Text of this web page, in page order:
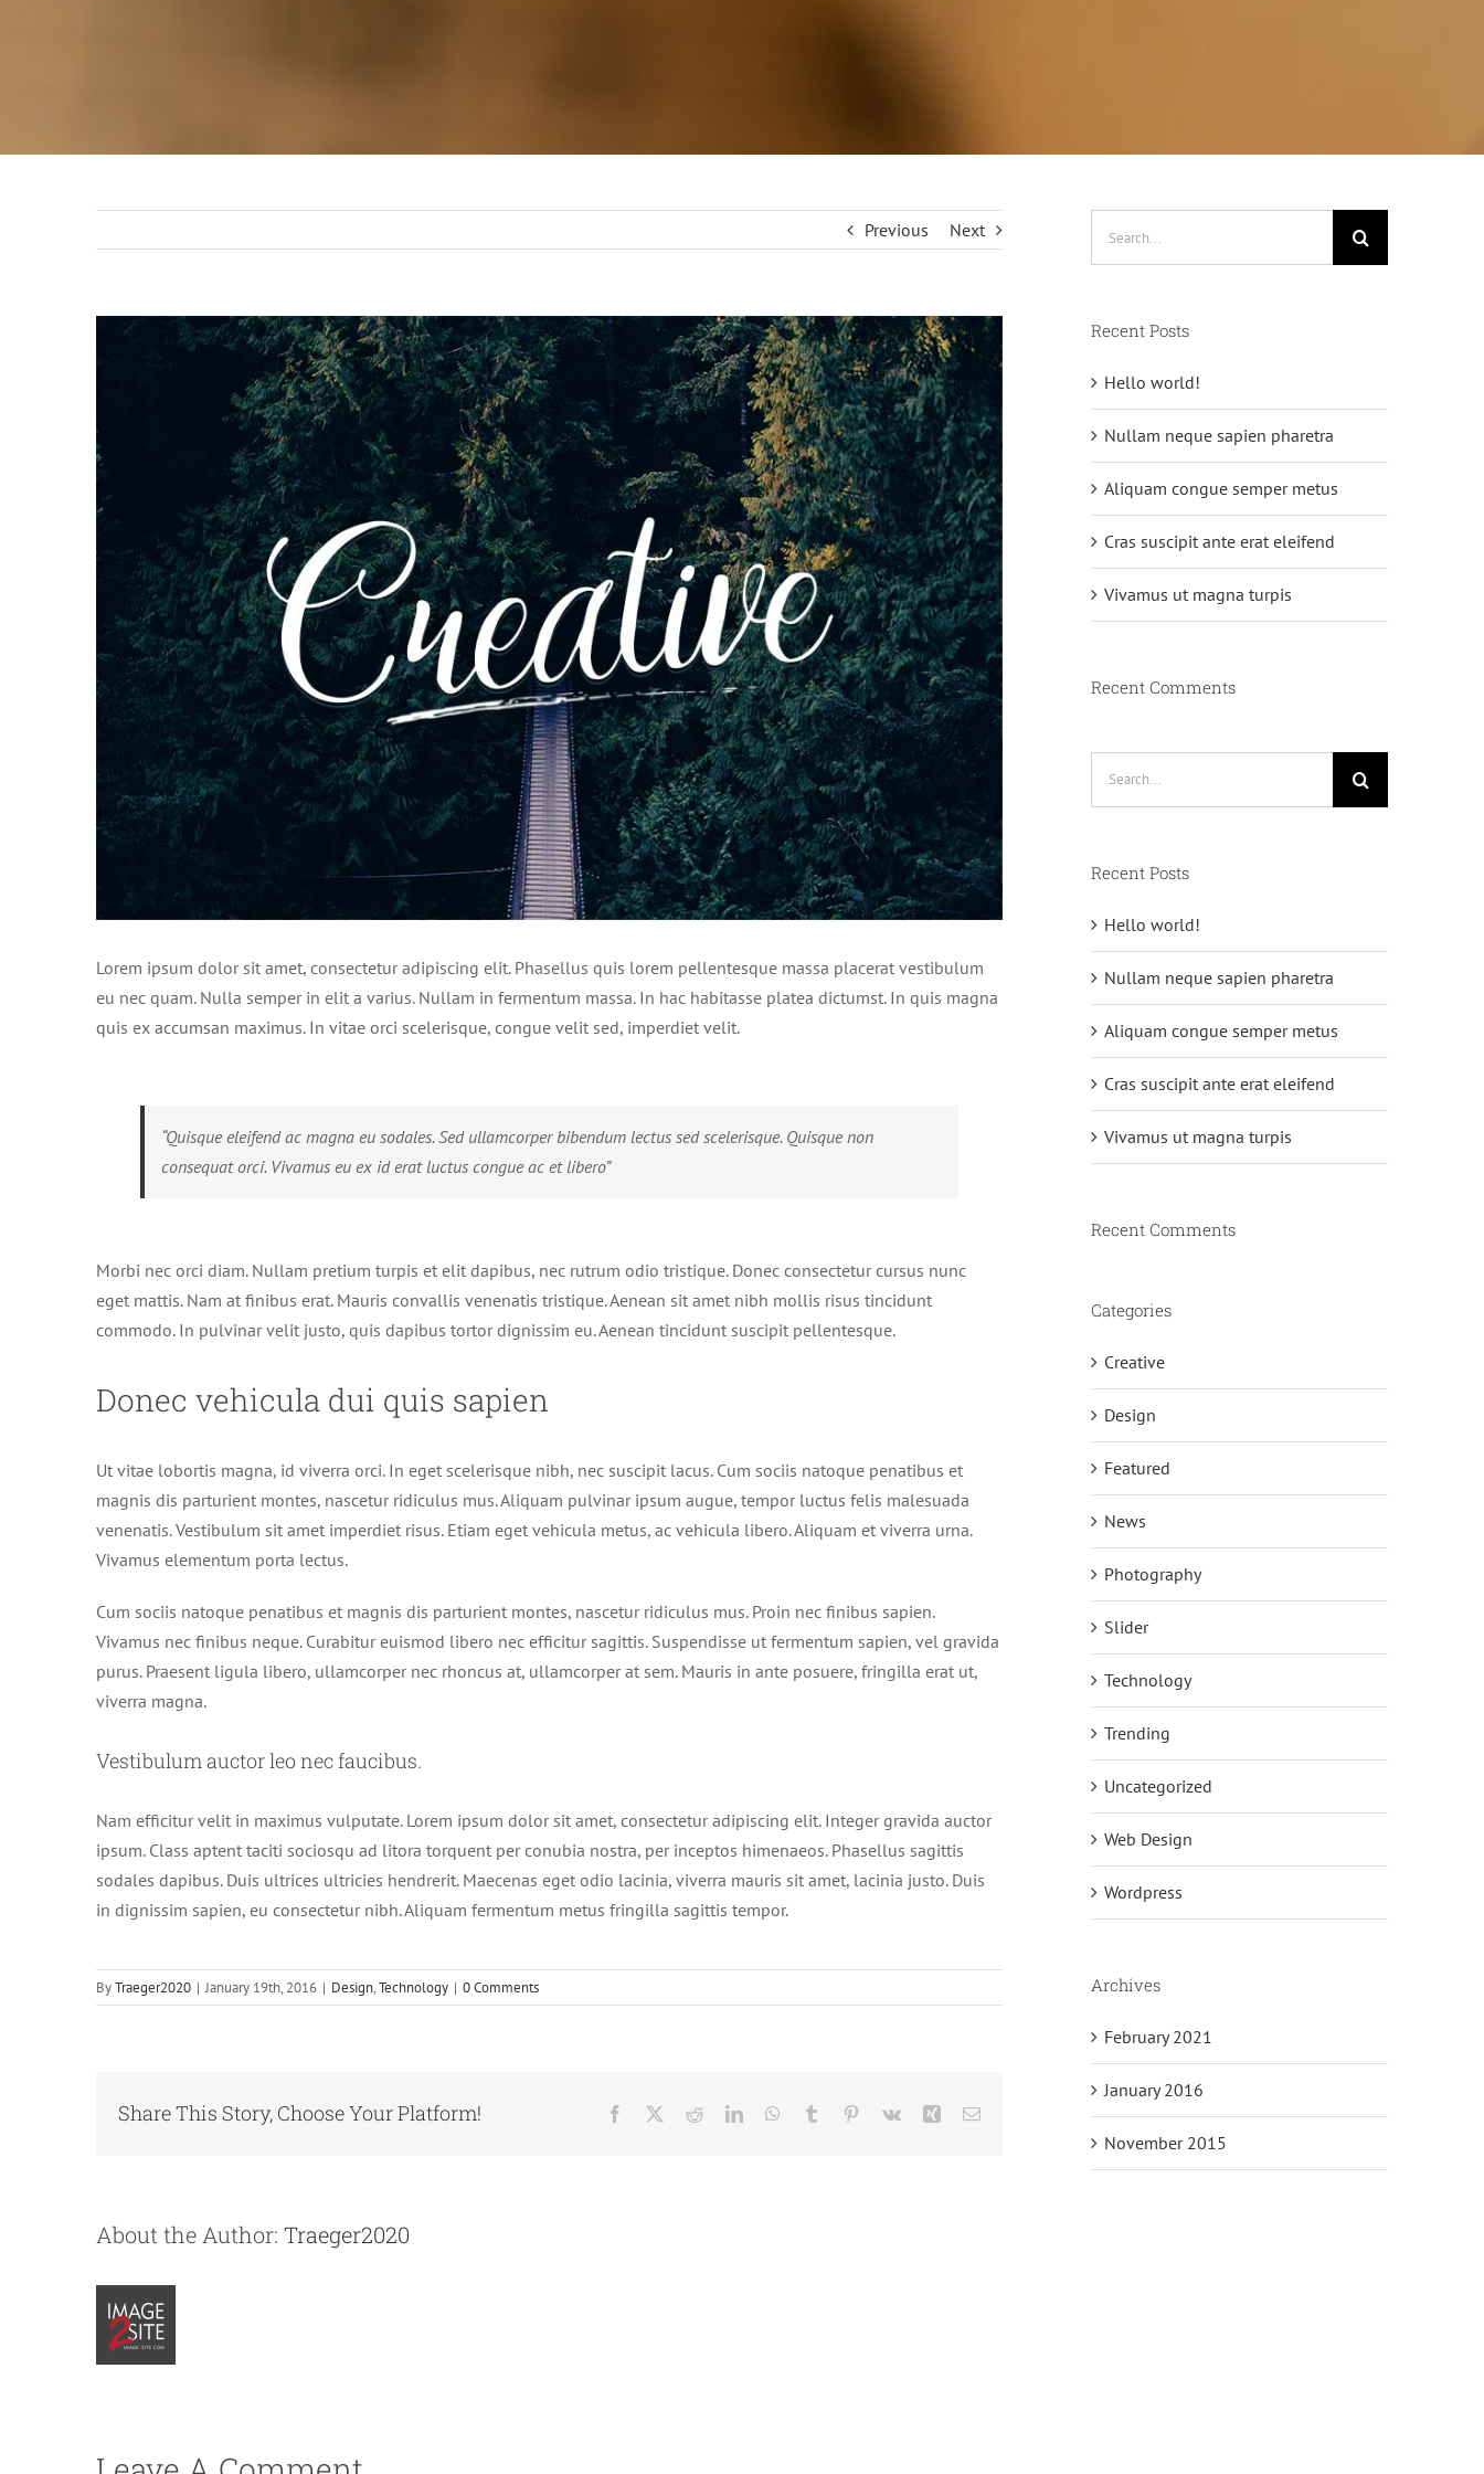
Previous Next
View
Lorem ipsum dolor sit amet, consectetur adipiscing elit. Phasellus quis lorem pellentesque massa placerat vestibulum
eu nec quam. Nulla semper in elit a varius. Nullam in fermentum massa. In hac habitasse platea dictumst. In quis magna
quis ex accumsan maximus. In vitae orci scelerisque, congue velit sed, imperdiet velit.
“Quisque eleifend ac magna eu sodales. Sed ullamcorper bibendum lectus sed scelerisque. Quisque non
consequat orci. Vivamus eu ex id erat luctus congue ac et libero”
Morbi nec orci diam. Nullam pretium turpis et elit dapibus, nec rutrum odio tristique. Donec consectetur cursus nunc
eget mattis. Nam at finibus erat. Mauris convallis venenatis tristique. Aenean sit amet nibh mollis risus tincidunt
commodo. In pulvinar velit justo, quis dapibus tortor dignissim eu. Aenean tincidunt suscipit pellentesque.
Donec vehicula dui quis sapien
Ut vitae lobortis magna, id viverra orci. In eget scelerisque nibh, nec suscipit lacus. Cum sociis natoque penatibus et
magnis dis parturient montes, nascetur ridiculus mus. Aliquam pulvinar ipsum augue, tempor luctus felis malesuada
venenatis. Vestibulum sit amet imperdiet risus. Etiam eget vehicula metus, ac vehicula libero. Aliquam et viverra urna.
Vivamus elementum porta lectus.
Cum sociis natoque penatibus et magnis dis parturient montes, nascetur ridiculus mus. Proin nec finibus sapien.
Vivamus nec finibus neque. Curabitur euismod libero nec efficitur sagittis. Suspendisse ut fermentum sapien, vel gravida
purus. Praesent ligula libero, ullamcorper nec rhoncus at, ullamcorper at sem. Mauris in ante posuere, fringilla erat ut,
viverra magna.
Vestibulum auctor leo nec faucibus.
Nam efficitur velit in maximus vulputate. Lorem ipsum dolor sit amet, consectetur adipiscing elit. Integer gravida auctor
ipsum. Class aptent taciti sociosqu ad litora torquent per conubia nostra, per inceptos himenaeos. Phasellus sagittis
sodales dapibus. Duis ultrices ultricies hendrerit. Maecenas eget odio lacinia, viverra mauris sit amet, lacinia justo. Duis
in dignissim sapien, eu consectetur nibh. Aliquam fermentum metus fringilla sagittis tempor.
ByTraeger2020 | January 19th, 2016 | Design,Technology | 0 Comments
Share This Story, Choose Your Platform! Facebook RedditLinkedInWhatsApp
Tumblr Pinterest
Vk Xing Email
About the Author: Traeger2020
Recent Posts
Hello world!
Nullam neque sapien pharetra
Aliquam congue semper metus
Cras suscipit ante erat eleifend
Vivamus ut magna turpis
Recent Comments
Recent Posts
Hello world!
Nullam neque sapien pharetra
Aliquam congue semper metus
Cras suscipit ante erat eleifend
Vivamus ut magna turpis
Recent Comments
Categories
Creative
Design
Featured
News
Photography
Slider
Technology
Trending
Uncategorized
Web Design
Wordpress
Archives
February 2021
January 2016
November 2015